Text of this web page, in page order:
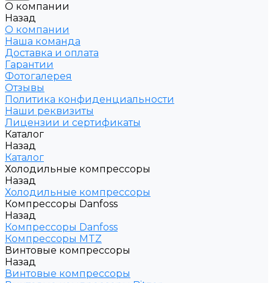
О компании
Назад
О компании
Наша команда
Доставка и оплата
Гарантии
Фотогалерея
Отзывы
Политика конфиденциальности
Наши реквизиты
Лицензии и сертификаты
Каталог
Назад
Каталог
Холодильные компрессоры
Назад
Холодильные компрессоры
Компрессоры Danfoss
Назад
Компрессоры Danfoss
Компрессоры MTZ
Винтовые компрессоры
Назад
Винтовые компрессоры